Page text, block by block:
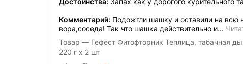
Комментарий: Подожгли шашку и оставили на всю
вора,соседа! Так что шашка действительно и…
Товар — Гефест Фитофторник Теплица, табачная
220 г х 2 шт